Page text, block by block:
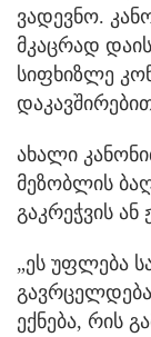
ვადევნო.
მკაცრად
სიფხიზლე
ახალი
მეზობლის
გაკრეჭვის
„ეს უფლება
ექნება, რის